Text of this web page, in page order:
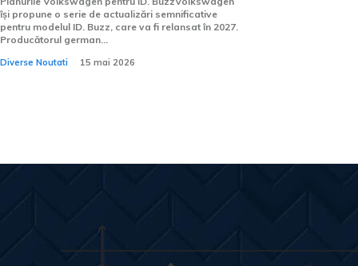
își propune o serie de actualizări semnificative
pentru modelul ID. Buzz, care va fi relansat în 2027.
Producătorul german...
Diverse Noutati 15 mai 2026